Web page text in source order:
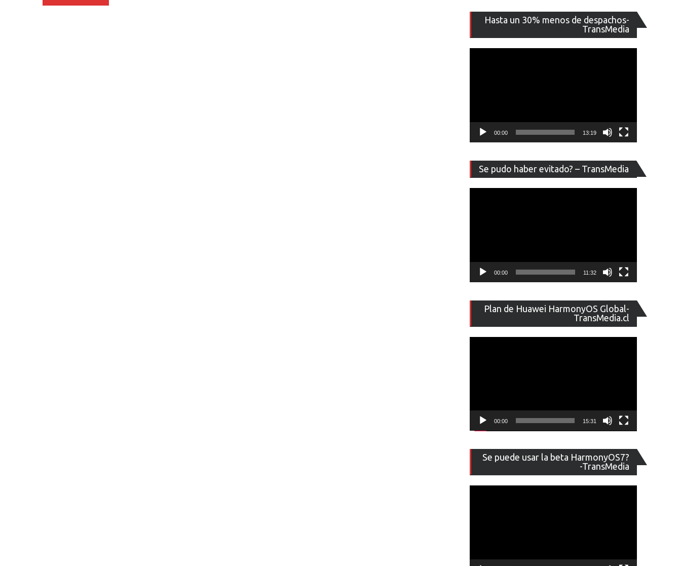
Hasta un 30% menos de despachos-
TransMedia
de
vídeo
00:00 13:19
Se pudo haber evitado? – TransMedia
de
vídeo
00:00 11:32
Plan de Huawei HarmonyOS Global-
TransMedia.cl
de
vídeo
00:00 15:31
Se puede usar la beta HarmonyOS7?
-TransMedia
de
vídeo